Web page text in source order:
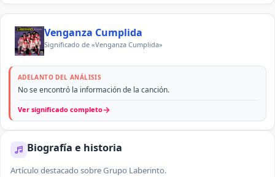
Venganza Cumplida
Significado de «Venganza Cumplida»
ADELANTO DEL ANÁLISIS
No se encontró la información de la canción.
Ver significado completo→
Biografía e historia
Artículo destacado sobre Grupo Laberinto.